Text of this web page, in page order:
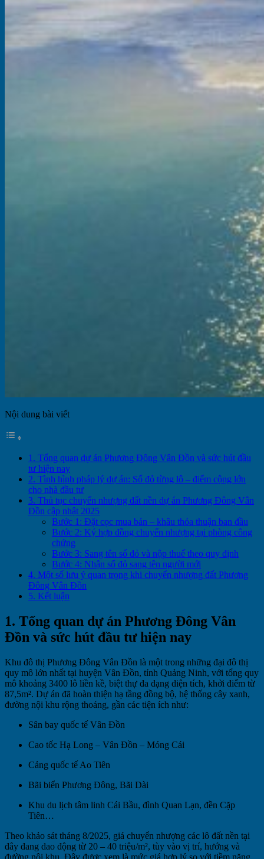
Nội dung bài viết
1. Tổng quan dự án Phương Đông Vân Đồn và sức hút đầu
tư hiện nay
2. Tình hình pháp lý dự án: Sổ đỏ từng lô – điểm cộng lớn
cho nhà đầu tư
3. Thủ tục chuyển nhượng đất nền dự án Phương Đông Vân
Đồn cập nhật 2025
Bước 1: Đặt cọc mua bán – khâu thỏa thuận ban đầu
Bước 2: Ký hợp đồng chuyển nhượng tại phòng công
chứng
Bước 3: Sang tên sổ đỏ và nộp thuế theo quy định
Bước 4: Nhận sổ đỏ sang tên người mới
4. Một số lưu ý quan trọng khi chuyển nhượng đất Phương
Đông Vân Đồn
5. Kết luận
1. Tổng quan dự án Phương Đông Vân
Đồn và sức hút đầu tư hiện nay
Khu đô thị Phương Đông Vân Đồn là một trong những đại đô thị
quy mô lớn nhất tại huyện Vân Đồn, tỉnh Quảng Ninh, với tổng quy
mô khoảng 3400 lô liền kề, biệt thự đa dạng diện tích, khởi điểm từ
87,5m². Dự án đã hoàn thiện hạ tầng đồng bộ, hệ thống cây xanh,
đường nội khu rộng thoáng, gần các tiện ích như:
Sân bay quốc tế Vân Đồn
Cao tốc Hạ Long – Vân Đồn – Móng Cái
Cảng quốc tế Ao Tiên
Bãi biển Phương Đông, Bãi Dài
Khu du lịch tâm linh Cái Bầu, đình Quan Lạn, đền Cặp
Tiên…
Theo khảo sát tháng 8/2025, giá chuyển nhượng các lô đất nền tại
đây đang dao động từ 20 – 40 triệu/m², tùy vào vị trí, hướng và
đường nội khu. Đây được xem là mức giá hợp lý so với tiềm năng